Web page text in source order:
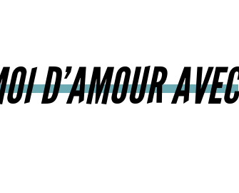
D’AMOUR AVEC